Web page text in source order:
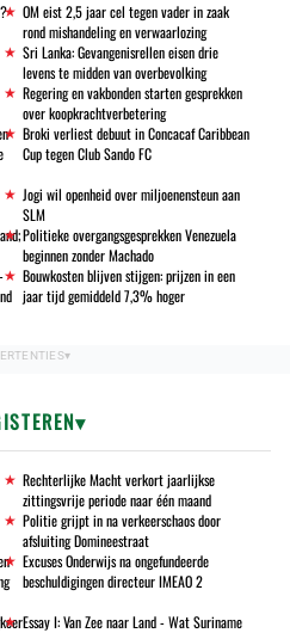
OM eist 2,5 jaar cel tegen vader in zaak
rond mishandeling en verwaarlozing
Sri Lanka: Gevangenisrellen eisen drie
levens te midden van overbevolking
Regering en vakbonden starten gesprekken
over koopkrachtverbetering
Broki verliest debuut in Concacaf Caribbean
Cup tegen Club Sando FC
Jogi wil openheid over miljoenensteun aan
SLM
Politieke overgangsgesprekken Venezuela
beginnen zonder Machado
Bouwkosten blijven stijgen: prijzen in een
jaar tijd gemiddeld 7,3% hoger
Rechterlijke Macht verkort jaarlijkse
zittingsvrije periode naar één maand
Politie grijpt in na verkeerschaos door
afsluiting Domineestraat
Excuses Onderwijs na ongefundeerde
beschuldigingen directeur IMEAO 2
Essay I: Van Zee naar Land - Wat Suriname